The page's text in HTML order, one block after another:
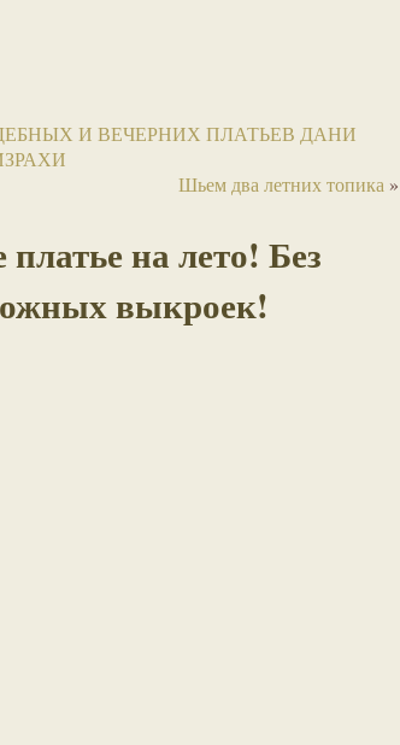
И ВЕЧЕРНИХ ПЛАТЬЕВ ДАНИ
Шьем два летних топика »
на лето! Без
выкроек!